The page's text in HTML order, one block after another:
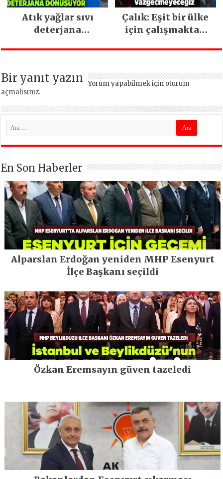
Atık yağlar sıvı
deterjana
Çalık: Eşit bir ülke
için çalışmaktan
Bir yanıt yazın Yorum yapabilmek için oturum
açmalısınız.
En Son Haberler
Alparslan Erdoğan yeniden MHP Esenyurt
İlçe Başkanı seçildi
Özkan Eremsayın güven tazeledi